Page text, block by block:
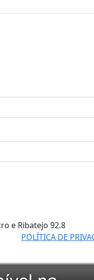
e Ribatejo 92.8
POLÍTICA DE